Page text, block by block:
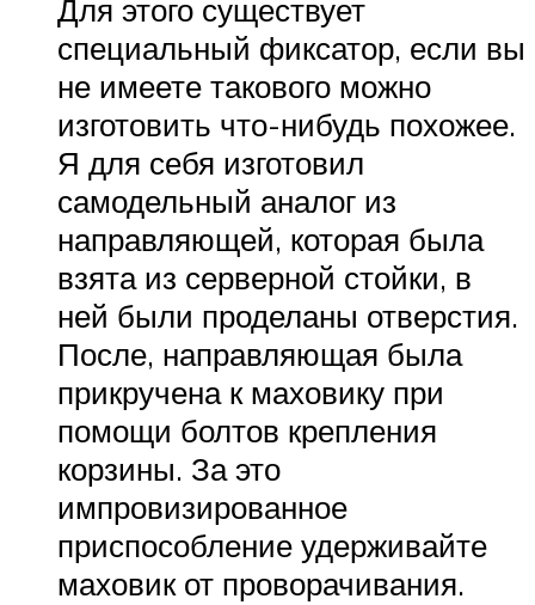
Для этого существует
специальный фиксатор, если вы
не имеете такового можно
изготовить что-нибудь похожее.
Я для себя изготовил
самодельный аналог из
направляющей, которая была
взята из серверной стойки, в
ней были проделаны отверстия.
После, направляющая была
прикручена к маховику при
помощи болтов крепления
корзины. За это
импровизированное
приспособление удерживайте
маховик от проворачивания.